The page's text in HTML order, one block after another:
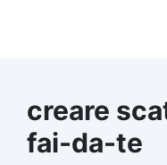
creare
fai-da-te